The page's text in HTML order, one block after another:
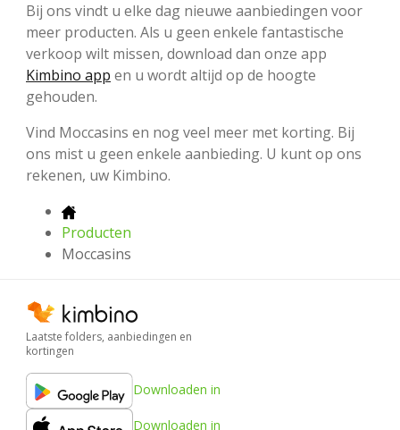
Bij ons vindt u elke dag nieuwe aanbiedingen voor
meer producten. Als u geen enkele fantastische
verkoop wilt missen, download dan onze app
Kimbino app en u wordt altijd op de hoogte
gehouden.
Vind Moccasins en nog veel meer met korting. Bij
ons mist u geen enkele aanbieding. U kunt op ons
rekenen, uw Kimbino.
Producten
Moccasins
Laatste folders, aanbiedingen en
kortingen
Downloaden in
Downloaden in